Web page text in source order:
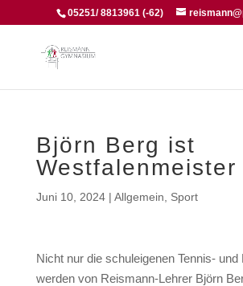
05251/ 8813961 (-62)
Björn Berg ist
Westfalenmeister
Juni 10, 2024| Allgemein Sport
Nicht nur die schuleigenen Tennis- und
werden von Reismann-Lehrer Björn